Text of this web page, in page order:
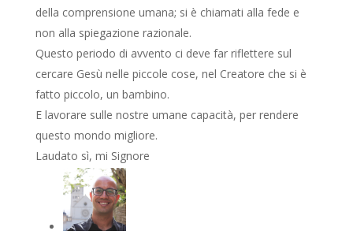
della comprensione umana; si è chiamati alla fede e
non alla spiegazione razionale.
Questo periodo di avvento ci deve far riflettere sul
cercare Gesù nelle piccole cose, nel Creatore che si è
fatto piccolo, un bambino.
E lavorare sulle nostre umane capacità, per rendere
questo mondo migliore.
Laudato sì, mi Signore